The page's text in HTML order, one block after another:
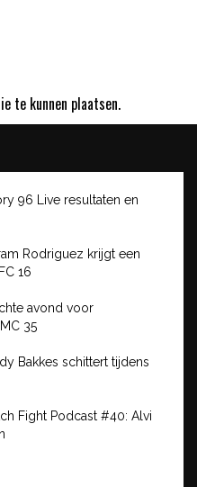
te kunnen plaatsen.
96 Live resultaten en
Rodriguez krijgt een
16
avond voor
35
Bakkes schittert tijdens
Fight Podcast #40: Alvi